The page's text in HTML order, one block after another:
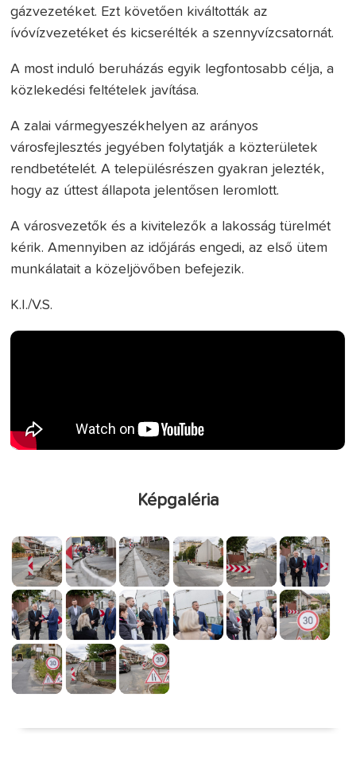
gázvezetéket. Ezt követően kiváltották az
ívóvízvezetéket és kicserélték a szennyvízcsatornát.
A most induló beruházás egyik legfontosabb célja, a
közlekedési feltételek javítása.
A zalai vármegyeszékhelyen az arányos
városfejlesztés jegyében folytatják a közterületek
rendbetételét. A településrészen gyakran jelezték,
hogy az úttest állapota jelentősen leromlott.
A városvezetőkés a kivitelezők a lakosság türelmét
kérik. Amennyiben az időjárás engedi, az első ütem
munkálatait a közeljövőben befejezik.
K.I./V.S.
Képgaléria